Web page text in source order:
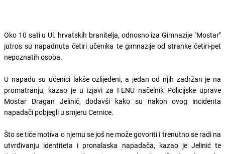
Oko 10 sati u Ul. hrvatskih branitelja, odnosno iza Gimnazije "Mostar"
jutros su napadnuta četiri učenika te gimnazije od stranke četiri-pet
nepoznatih osoba.
U napadu su učenici lakše ozlijeđeni, a jedan od njih zadržan je na
promatranju, kazao je u izjavi za FENU načelnik Policijske uprave
Mostar Dragan Jelinić, dodavši kako su nakon ovog incidenta
napadači pobjegli u smjeru Cernice.
Što se tiče motiva o njemu se još ne može govoriti i trenutno se radi na
utvrđivanju identiteta i pronalaska napadača, kazao je Jelinić te